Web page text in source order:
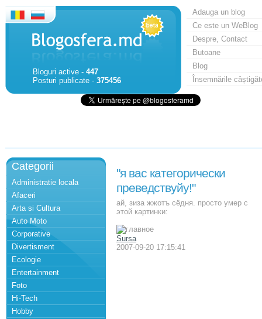
Bloguri active - 447
Posturi publicate - 375456
Adauga un blog
Ce este un WeBlog
Despre, Contact
Butoane
Blog
Însemnările
Categorii
Administratie locala
Afaceri
Arta si Cultura
Auto Moto
Corporative
Divertisment
Ecologie
Entertainment
Foto
Hi-Tech
Hobby
"я вас категорически
преведствуйу!"
ай, зиза жжотъ сёдня. просто умер с
этой картинки:
Sursa
2007-09-20 17:15:41